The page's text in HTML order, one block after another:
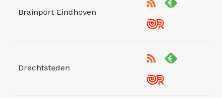
Brainport Eindhoven
Drechtsteden